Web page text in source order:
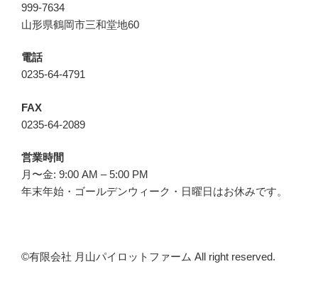
999-7634
山形県鶴岡市三和堂地60
電話
0235-64-4791
FAX
0235-64-2089
営業時間
月〜金: 9:00 AM – 5:00 PM
年末年始・ゴールデンウィーク・日曜日はお休みです。
©︎有限会社 月山パイロットファーム All right reserved.